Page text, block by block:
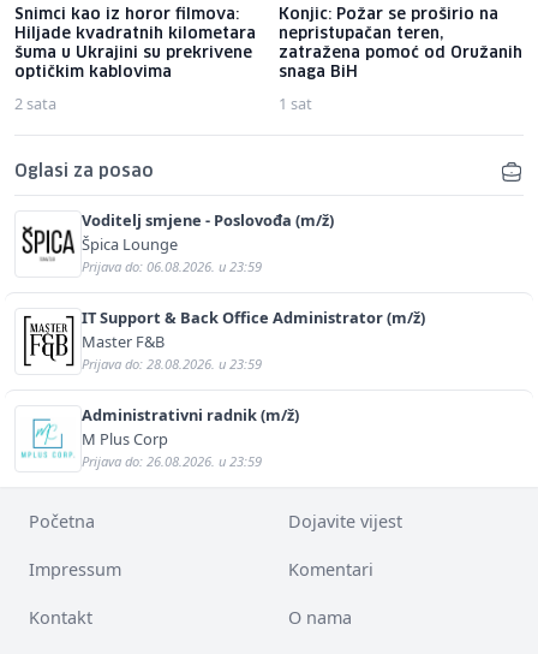
Snimci kao iz horor filmova:
Hiljade kvadratnih kilometara
šuma u Ukrajini su prekrivene
optičkim kablovima
2 sata
Konjic: Požar se proširio na
nepristupačan teren,
zatražena pomoć od Oružanih
snaga BiH
1 sat
Oglasi za posao
Voditelj smjene - Poslovođa (m/ž)
Špica Lounge
Prijava do: 06.08.2026. u 23:59
IT Support & Back Office Administrator (m/ž)
Master F&B
Prijava do: 28.08.2026. u 23:59
Administrativni radnik (m/ž)
M Plus Corp
Prijava do: 26.08.2026. u 23:59
Početna Dojavite vijest
Impressum Komentari
Kontakt O nama